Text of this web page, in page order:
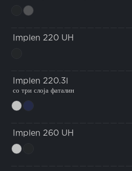
Implen 220 UH
Implen 220.3l
со три слоја фаталин
Implen 260 UH